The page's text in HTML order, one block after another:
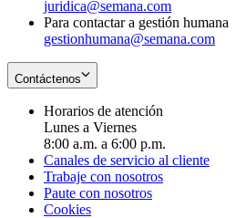
juridica@semana.com
Para contactar a gestión humana
gestionhumana@semana.com
Contáctenos
Horarios de atención
Lunes a Viernes
8:00 a.m. a 6:00 p.m.
Canales de servicio al cliente
Trabaje con nosotros
Paute con nosotros
Cookies